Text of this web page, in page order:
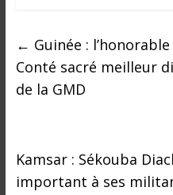
← Guinée :
Conté sacré meilleur
de la GMD
Kamsar : Sékouba
important à ses